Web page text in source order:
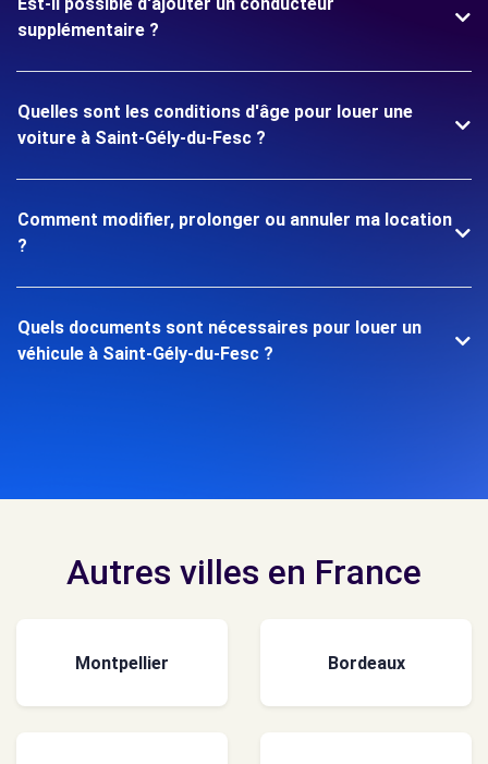
supplémentaire ?
Quelles sont les conditions d'âge pour louer une
voiture à Saint-Gély-du-Fesc ?
Comment modifier, prolonger ou annuler ma location
?
Quels documents sont nécessaires pour louer un
véhicule à Saint-Gély-du-Fesc ?
Autres villes en France
Montpellier Bordeaux